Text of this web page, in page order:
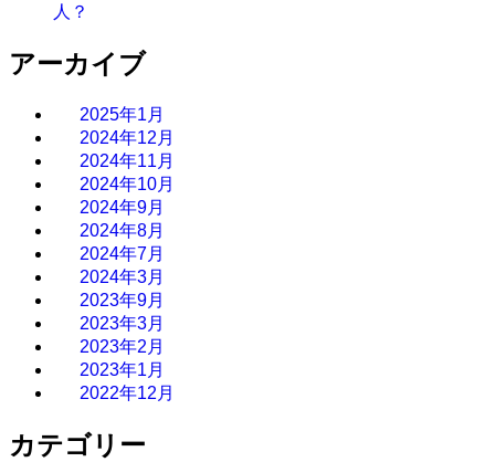
人？
アーカイブ
2025年1月
2024年12月
2024年11月
2024年10月
2024年9月
2024年8月
2024年7月
2024年3月
2023年9月
2023年3月
2023年2月
2023年1月
2022年12月
カテゴリー